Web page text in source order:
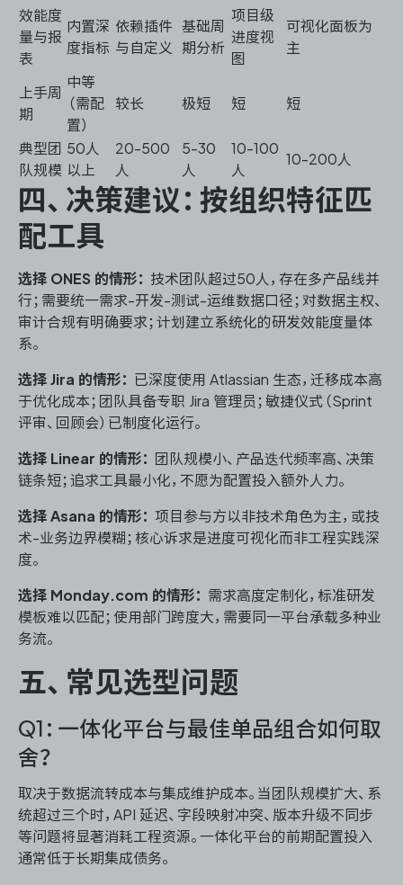
效能度
量与报
表
内置深
度指标
依赖插件
与自定义
基础周
期分析
项目级
进度视
图
可视化面板为
主
上手周
期
中等
（需配
置）
较长 极短 短 短
典型团
队规模
50人
以上
20-500
人
5-30
人
10-100
人
10-200人
四、决策建议：按组织特征匹
配工具
选择 ONES 的情形：
技术团队超过50人，存在多产品线并
行；需要统一需求-开发-测试-运维数据口径；对数据主权、
审计合规有明确要求；计划建立系统化的研发效能度量体
系。
选择 Jira 的情形：
已深度使用 Atlassian 生态，迁移成本高
于优化成本；团队具备专职 Jira 管理员；敏捷仪式（Sprint
评审、回顾会）已制度化运行。
选择 Linear 的情形：
团队规模小、产品迭代频率高、决策
链条短；追求工具最小化，不愿为配置投入额外人力。
选择 Asana 的情形： 项目参与方以非技术角色为主，或技
术-业务边界模糊；核心诉求是进度可视化而非工程实践深
度。
选择 Monday.com 的情形：
需求高度定制化，标准研发
模板难以匹配；使用部门跨度大，需要同一平台承载多种业
务流。
五、常见选型问题
Q1：一体化平台与最佳单品组合如何取
舍？
取决于数据流转成本与集成维护成本。当团队规模扩大、系
统超过三个时，API 延迟、字段映射冲突、版本升级不同步
等问题将显著消耗工程资源。一体化平台的前期配置投入
通常低于长期集成债务。